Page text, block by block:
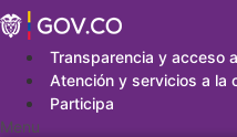
Saltar
al
contenidoTransparencia y acceso
Atención y servicios a la
Participa
Menu